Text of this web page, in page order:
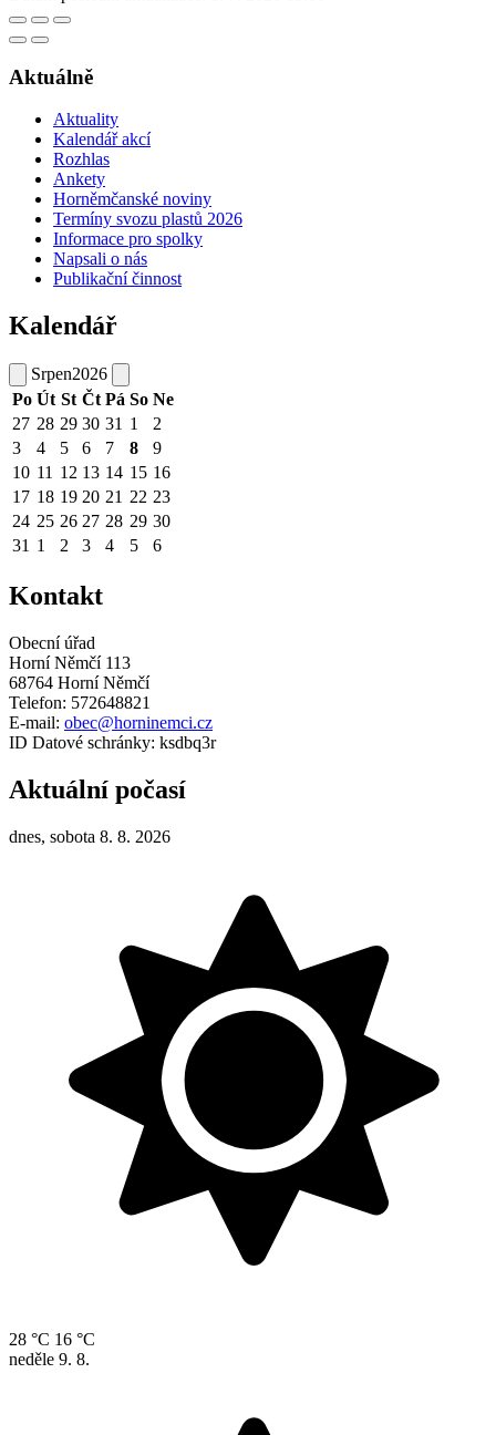
Aktuálně
Aktuality
Kalendář akcí
Rozhlas
Ankety
Horněmčanské noviny
Termíny svozu plastů 2026
Informace pro spolky
Napsali o nás
Publikační činnost
Kalendář
Srpen2026
Po Út St Čt Pá So Ne
27 28 29 30 31 1
2
3
4 5 6 7 8
9
10 11 12 13 14 15 16
17 18 19 20 21 22 23
24 25 26 27 28 29 30
31 1 2 3 4 5 6
Kontakt
Obecní úřad
Horní Němčí 113
68764 Horní Němčí
Telefon: 572648821
E-mail: obec@horninemci.cz
ID Datové schránky: ksdbq3r
Aktuální počasí
dnes, sobota 8. 8. 2026
28 °C 16 °C
neděle 9. 8.